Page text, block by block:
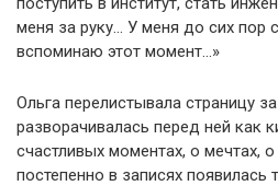
меня за руку… У меня до сих пор
вспоминаю этот момент…»
Ольга перелистывала страницу
разворачивалась перед ней как
счастливых моментах, о мечтах,
постепенно в записях появилась